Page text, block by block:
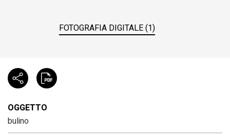
FOTOGRAFIA DIGITALE (1)
OGGETTO
bulino